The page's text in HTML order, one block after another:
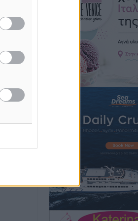
Hotels –
καινούργιο
Τοπικές Ειδήσεις•
Αυτοκίνητο μπήκε
μονόδρομο στο
Αναποδογύρισε όχημα
πριν 11
“Η Ευρώπη
προσφυγικό σαν
συγκλονιστική
Γιασιράνη στον RV για
οδήγησαν στο Σύμφωνο
Τοπικές Ειδήσεις• πριν 11
Συναυλία με τον Γιάννη